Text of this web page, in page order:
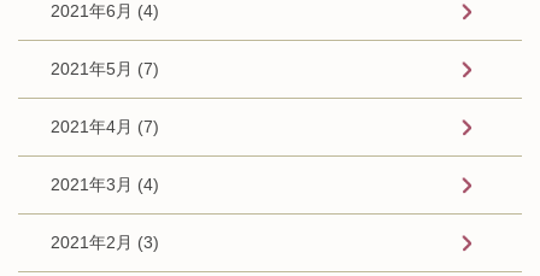
2021年6月 (4)
2021年5月 (7)
2021年4月 (7)
2021年3月 (4)
2021年2月 (3)